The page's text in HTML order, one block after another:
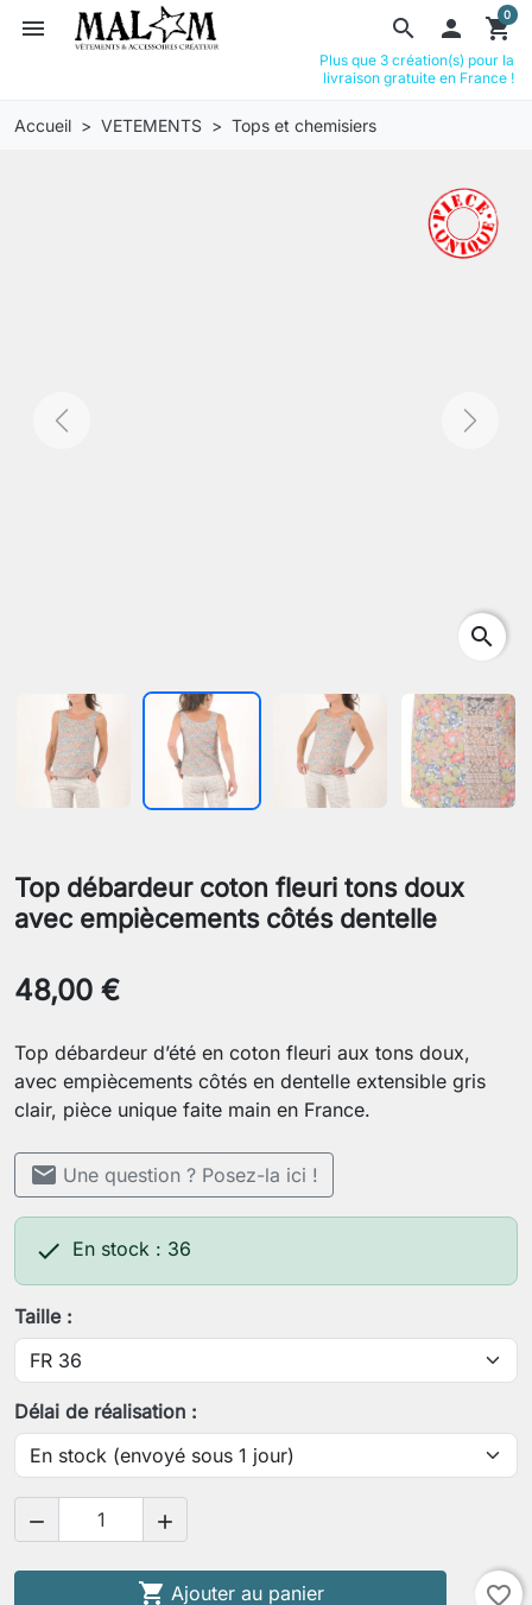
search
menu  shopping_cart
0
Plus que 3 création(s) pour la
livraison gratuite en France !
Accueil VETEMENTS Tops et chemisiers
Previous Next
search
Top débardeur coton fleuri tons doux
avec empiècements côtés dentelle
48,00 €
Top débardeur d’été en coton fleuri aux tons doux,
avec empiècements côtés en dentelle extensible gris
clair, pièce unique faite main en France.
mail Une question ? Posez-la ici !
 En stock : 36
Taille :
Délai de réalisation :
 
 Ajouter au panier favorite_border